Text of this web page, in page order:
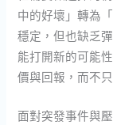
中的好壞」轉為
穩定，但也缺乏
能打開新的可能
價與回報，而不
面對突發事件與